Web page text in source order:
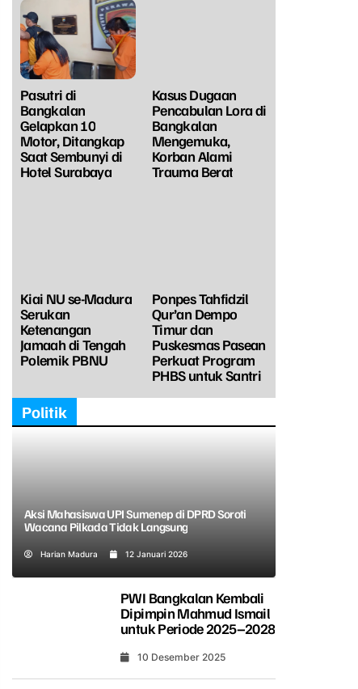
Pasutri di
Bangkalan
Gelapkan 10
Motor, Ditangkap
Saat Sembunyi di
Hotel Surabaya
Kasus Dugaan
Pencabulan Lora di
Bangkalan
Mengemuka,
Korban Alami
Trauma Berat
Kiai NU se-Madura
Serukan
Ketenangan
Jamaah di Tengah
Polemik PBNU
Ponpes Tahfidzil
Qur’an Dempo
Timur dan
Puskesmas Pasean
Perkuat Program
PHBS untuk Santri
Politik
Aksi Mahasiswa UPI Sumenep di DPRD Soroti
Wacana Pilkada Tidak Langsung
Harian Madura 12 Januari 2026
PWI Bangkalan Kembali
Dipimpin Mahmud Ismail
untuk Periode 2025–2028
10 Desember 2025